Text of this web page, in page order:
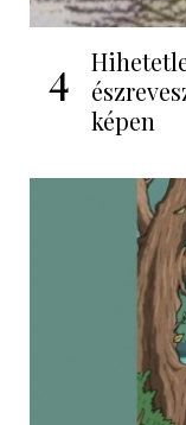
4
képen